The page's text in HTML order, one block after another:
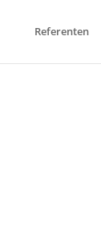
Referenten